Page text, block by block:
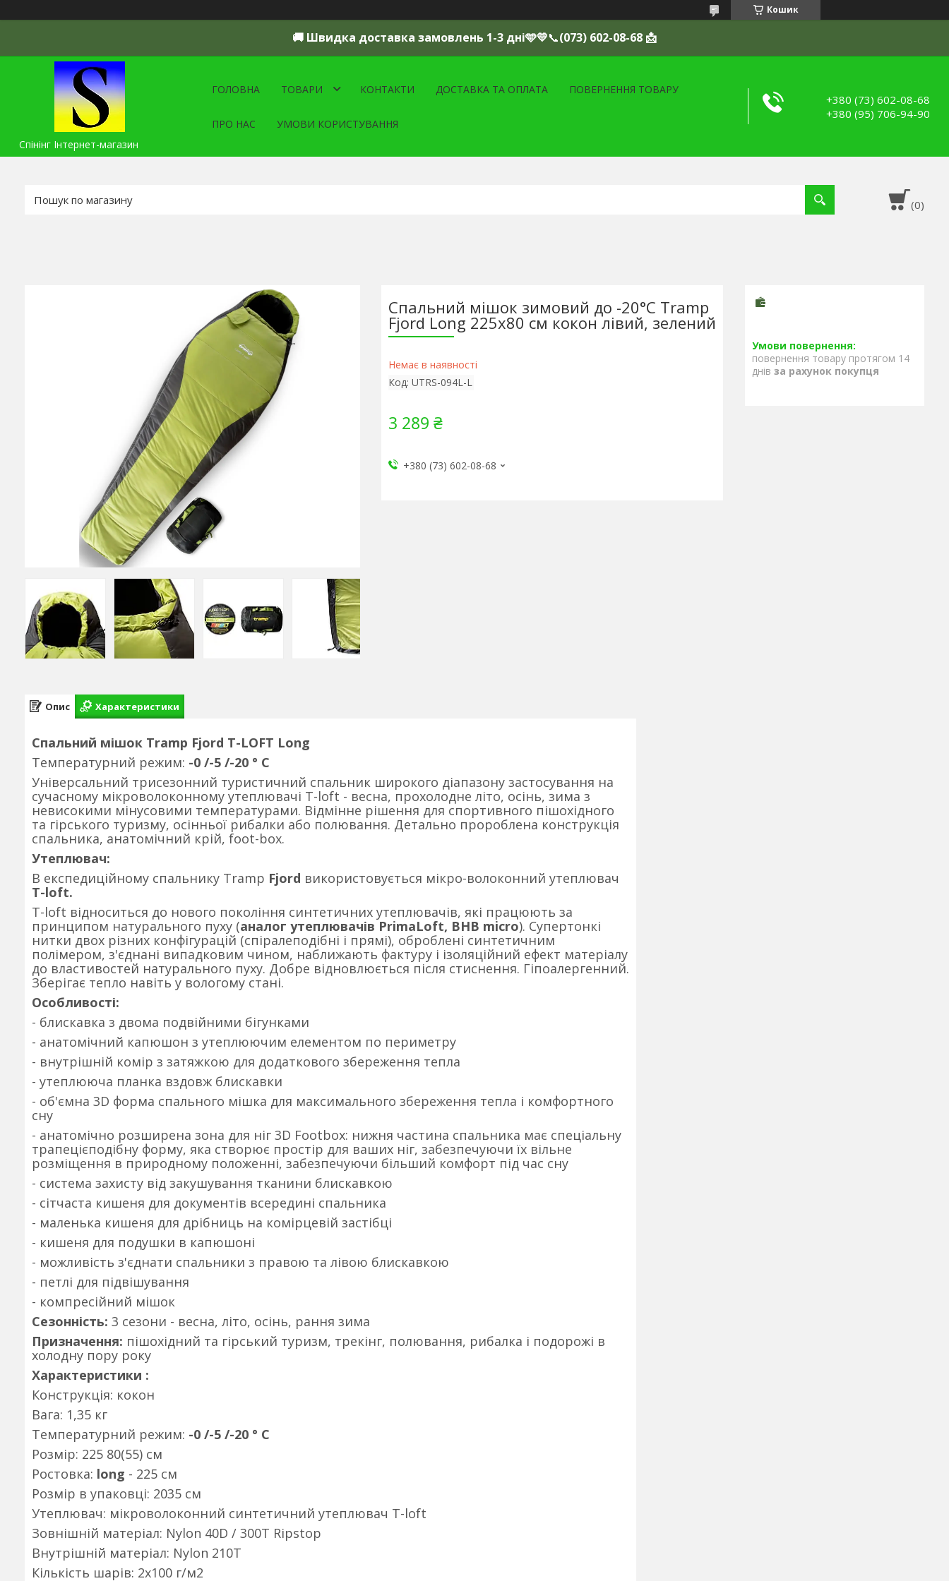
Кошик
🚚 Швидка доставка замовлень 1-3 дні🩵💛📞(073) 602-08-68 📩
Спінінг Інтернет-магазин
ГОЛОВНА ТОВАРИ КОНТАКТИ ДОСТАВКА ТА ОПЛАТА ПОВЕРНЕННЯ ТОВАРУ
ПРО НАС УМОВИ КОРИСТУВАННЯ
+380 (73) 602-08-68
+380 (95) 706-94-90
Спальний мішок зимовий до -20°С Tramp
Fjord Long 225х80 см кокон лівий, зелений
Немає в наявності
Код: UTRS-094L-L
3 289 ₴
+380 (73) 602-08-68
повернення товару протягом 14
днів за рахунок покупця
Опис Характеристики
Спальний мішок Tramp Fjord T-LOFT Long
Температурний режим: -0 /-5 /-20 ° С
Універсальний трисезонний туристичний спальник широкого діапазону застосування на
сучасному мікроволоконному утеплювачі T-loft - весна, прохолодне літо, осінь, зима з
невисокими мінусовими температурами. Відмінне рішення для спортивного пішохідного
та гірського туризму, осінньої рибалки або полювання. Детально пророблена конструкція
спальника, анатомічний крій, foot-box.
Утеплювач:
В експедиційному спальнику Tramp Fjord використовується мікро-волоконний утеплювач
T-loft.
T-loft відноситься до нового покоління синтетичних утеплювачів, які працюють за
принципом натурального пуху (аналог утеплювачів PrimaLoft, BHB micro). Супертонкі
нитки двох різних конфігурацій (спіралеподібні і прямі), оброблені синтетичним
полімером, з'єднані випадковим чином, наближають фактуру і ізоляційний ефект матеріалу
до властивостей натурального пуху. Добре відновлюється після стиснення. Гіпоалергенний.
Зберігає тепло навіть у вологому стані.
Особливості:
- блискавка з двома подвійними бігунками
- анатомічний капюшон з утеплюючим елементом по периметру
- внутрішній комір з затяжкою для додаткового збереження тепла
- утеплююча планка вздовж блискавки
- об'ємна 3D форма спального мішка для максимального збереження тепла і комфортного
сну
- анатомічно розширена зона для ніг 3D Footbox: нижня частина спальника має спеціальну
трапецієподібну форму, яка створює простір для ваших ніг, забезпечуючи їх вільне
розміщення в природному положенні, забезпечуючи більший комфорт під час сну
- система захисту від закушування тканини блискавкою
- сітчаста кишеня для документів всередині спальника
- маленька кишеня для дрібниць на комірцевій застібці
- кишеня для подушки в капюшоні
- можливість з'єднати спальники з правою та лівою блискавкою
- петлі для підвішування
- компресійний мішок
Сезонність: 3 сезони - весна, літо, осінь, рання зима
Призначення: пішохідний та гірський туризм, трекінг, полювання, рибалка і подорожі в
холодну пору року
Характеристики :
Конструкція: кокон
Вага: 1,35 кг
Температурний режим: -0 /-5 /-20 ° С
Розмір: 225 80(55) см
Ростовка: long - 225 см
Розмір в упаковці: 2035 см
Утеплювач: мікроволоконний синтетичний утеплювач T-loft
Зовнішній матеріал: Nylon 40D / 300T Ripstop
Внутрішній матеріал: Nylon 210T
Кількість шарів: 2х100 г/м2